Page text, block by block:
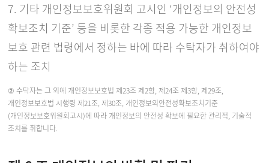
7. 기타 개인정보보호위원회 고시인 ‘개인정보의 안전성
확보조치 기준’ 등을 비롯한 각종 적용 가능한 개인정보
보호 관련 법령에서 정하는 바에 따라 수탁자가 취하여야
하는 조치
② 수탁자는 그 외에 개인정보보호법 제23조 제2항, 제24조 제3항, 제29조,
개인정보보호법 시행령 제21조, 제30조, 개인정보의안전성확보조치기준
(개인정보보호위원회고시)에 따라 개인정보의 안전성 확보에 필요한 관리적, 기술적
조치를 취합니다.